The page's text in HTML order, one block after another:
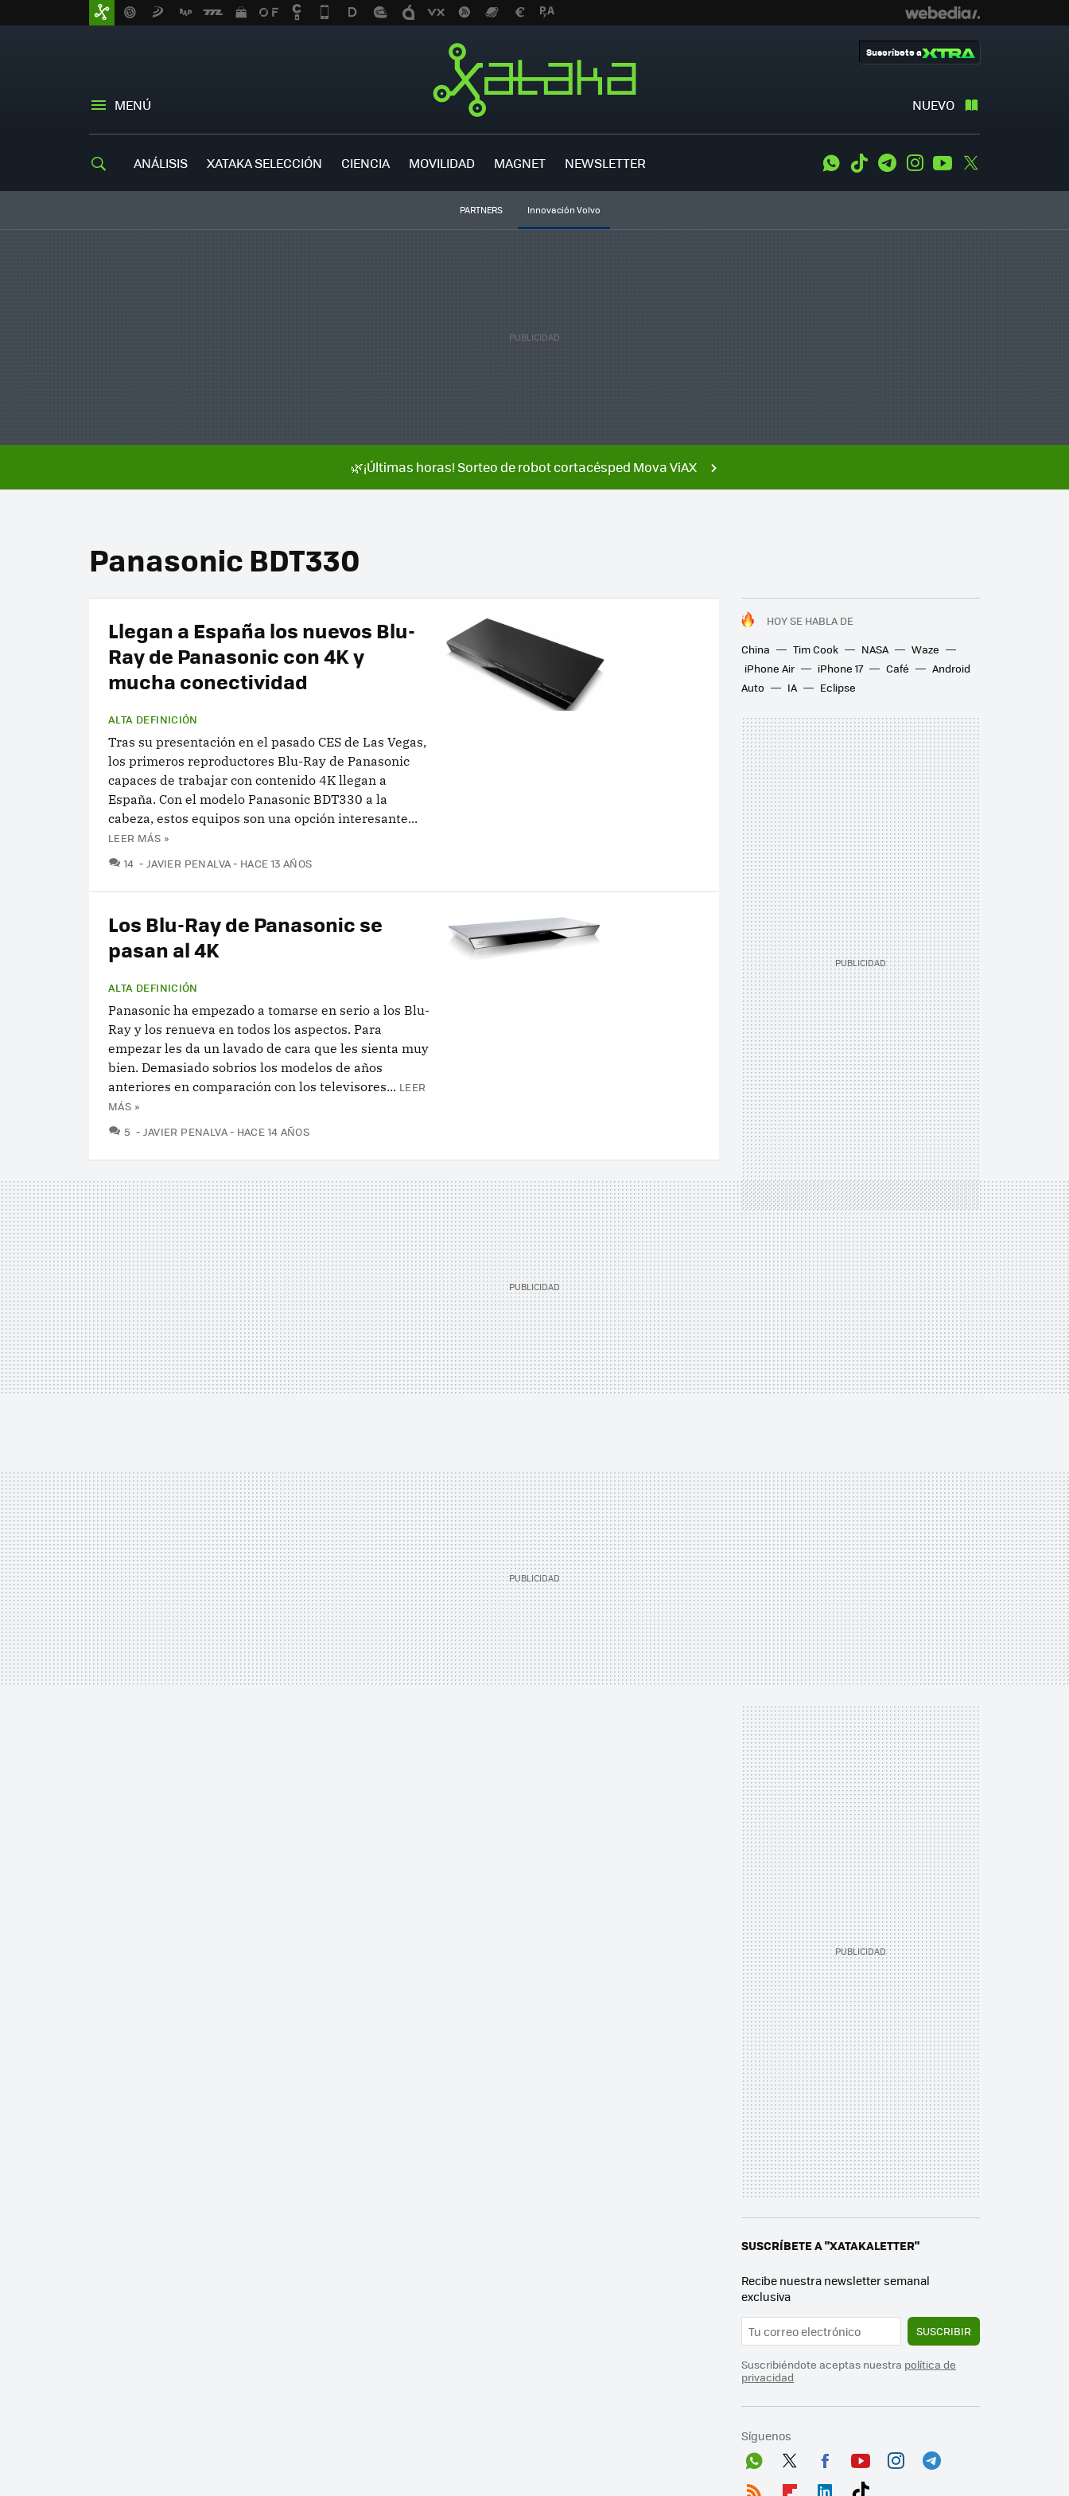
MENÚ NUEVO
Suscríbete a
ANÁLISIS XATAKA SELECCIÓN CIENCIA MOVILIDAD MAGNET NEWSLETTER WhatsApp
Tiktok TelegramInstagramYoutube
PARTNERS Innovación Volvo
🌿¡Últimas horas! Sorteo de robot cortacésped Mova ViAX
Panasonic BDT330
HOY SE HABLA DE
China
Tim Cook NASA
Waze
iPhone Air
iPhone 17 Café
Android
Auto
IA Eclipse
Llegan a España los nuevos Blu-
Ray de Panasonic con 4K y
mucha conectividad
ALTA DEFINICIÓN
Tras su presentación en el pasado CES de Las Vegas,
los primeros reproductores Blu-Ray de Panasonic
capaces de trabajar con contenido 4K llegan a
España. Con el modelo Panasonic BDT330 a la
cabeza, estos equipos son una opción interesante...
LEER MÁS »
14 COMENTARIOS
JAVIER PENALVA HACE 13 AÑOS
Los Blu-Ray de Panasonic se
pasan al 4K
ALTA DEFINICIÓN
Panasonic ha empezado a tomarse en serio a los Blu-
Ray y los renueva en todos los aspectos. Para
empezar les da un lavado de cara que les sienta muy
bien. Demasiado sobrios los modelos de años
anteriores en comparación con los televisores... LEER
MÁS »
5 COMENTARIOS
JAVIER PENALVA HACE 14 AÑOS
SUSCRÍBETE A "XATAKALETTER"
Recibe nuestra newsletter semanal
exclusiva
SUSCRIBIR
Suscribiéndote aceptas nuestra política de
privacidad
Síguenos
Wh
Twit
Fac
You